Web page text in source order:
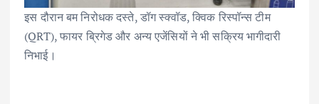
इस दौरान बम निरोधक दस्ते, डॉग स्क्वॉड, क्विक रिस्पॉन्स टीम
(QRT), फायर ब्रिगेड और अन्य एजेंसियों ने भी सक्रिय भागीदारी
निभाई।